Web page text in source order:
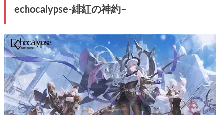
echocalypse-緋紅の神約–